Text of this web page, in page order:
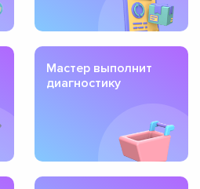
Мастер выполнит
диагностику